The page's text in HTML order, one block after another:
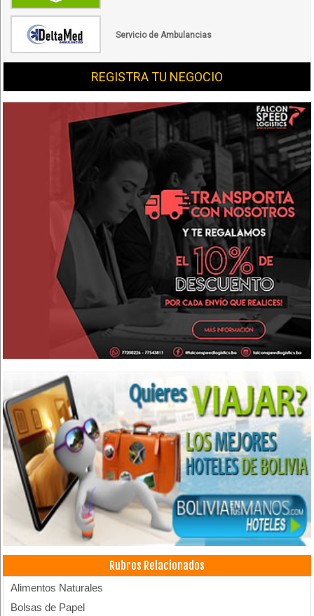
Servicio de Ambulancias
REGISTRA TU NEGOCIO
Rubros Relacionados
Alimentos Naturales
Bolsas de Papel